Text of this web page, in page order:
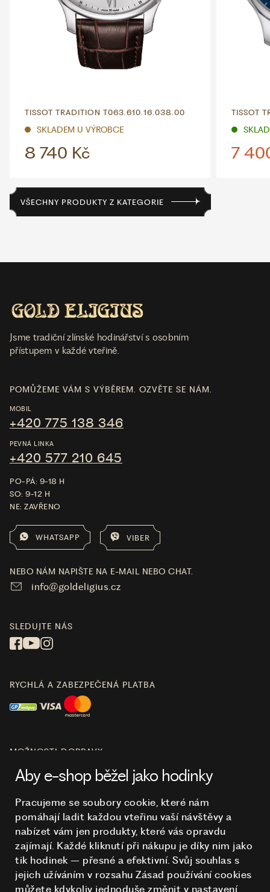
TISSOT TRADITION T063.610.16.038.00
SKLADEM U VÝROBCE
8 740 Kč
TISSOT
7
VŠECHNY PRODUKTY Z KATEGORIE
Jsme tradiční zlínské hodinářství s osobním
přístupem v každé vteřině.
O NÁKUPU
HODINKY
POMŮŽEME VÁM S VÝBĚREM. OZVĚTE SE NÁM.
MOBIL
+420 775 138 346
PEVNÁ LINKA
+420 577 210 645
PO-PÁ: 9-18 H
SO: 9-12 H
NE: ZAVŘENO
WHATSAPP VIBER
NEBO NÁM NAPIŠTE NA E-MAIL NEBO CHAT.
info@goldeligius.cz
SLEDUJTE NÁS
RYCHLÁ A ZABEZPEČENÁ PLATBA
MOŽNOSTI DOPRAVY
Aby e-shop běžel jako hodinky
Pracujeme se soubory cookie, které nám
pomáhají ladit každou vteřinu vaší návštěvy a
nabízet vám jen produkty, které vás opravdu
zajímají. Každé kliknutí při nákupu je díky nim jako
tik hodinek – přesné a efektivní. Svůj souhlas s
jejich užíváním v rozsahu Zásad používání cookies
můžete kdykoliv jednoduše změnit v nastavení.